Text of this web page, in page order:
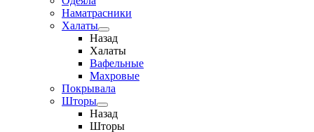
Наматрасники
Халаты
Назад
Халаты
Вафельные
Махровые
Покрывала
Шторы
Назад
Шторы